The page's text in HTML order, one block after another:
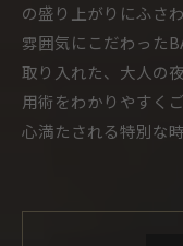
の盛り上がりにふさ
雰囲気にこだわった
取り入れた、大人の
用術をわかりやすく
心満たされる特別な